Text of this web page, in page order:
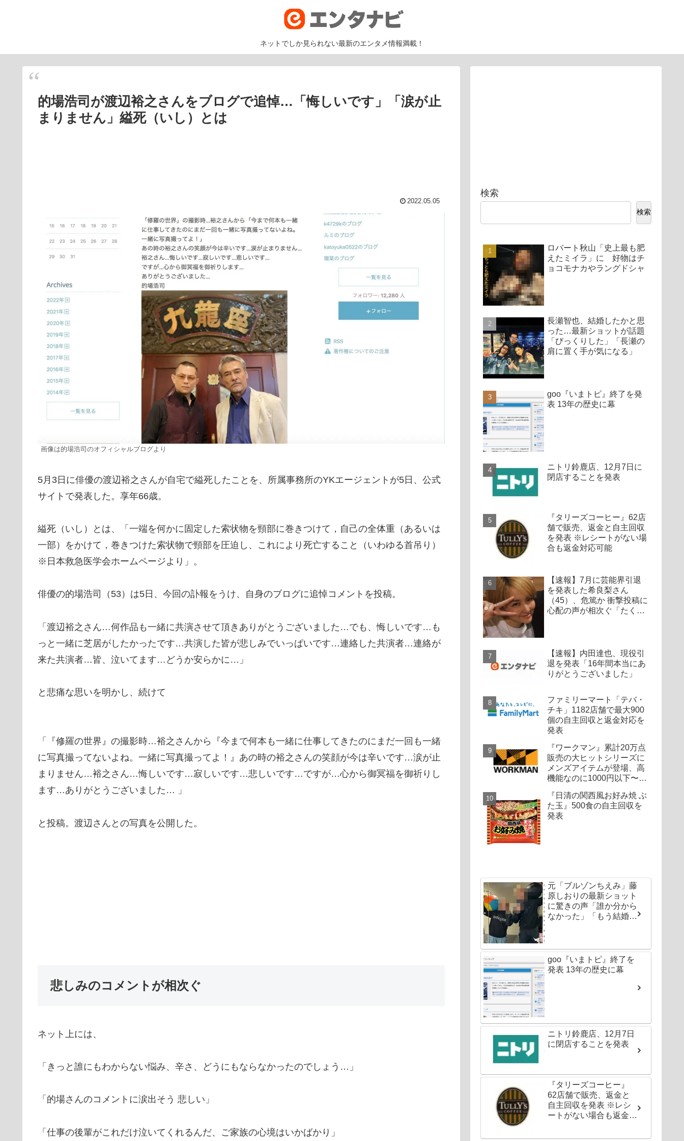
ネットでしか見られない最新のエンタメ情報満載！
的場浩司が渡辺裕之さんをブログで追悼…「悔しいです」「涙が止
まりません」縊死（いし）とは
2022.05.05
画像は的場浩司のオフィシャルブログより
5月3日に俳優の渡辺裕之さんが自宅で縊死したことを、所属事務所のYKエージェントが5日、公式
サイトで発表した。享年66歳。
縊死（いし）とは、「一端を何かに固定した索状物を頸部に巻きつけて，自己の全体重（あるいは
一部）をかけて，巻きつけた索状物で頸部を圧迫し、これにより死亡すること（いわゆる首吊り）
※日本救急医学会ホームページより」。
俳優の的場浩司（53）は5日、今回の訃報をうけ、自身のブログに追悼コメントを投稿。
「渡辺裕之さん…何作品も一緒に共演させて頂きありがとうございました…でも、悔しいです…も
っと一緒に芝居がしたかったです…共演した皆が悲しみでいっぱいです…連絡した共演者…連絡が
来た共演者…皆、泣いてます…どうか安らかに…」
と悲痛な思いを明かし、続けて
「『修羅の世界』の撮影時…裕之さんから『今まで何本も一緒に仕事してきたのにまだ一回も一緒
に写真撮ってないよね。一緒に写真撮ってよ！』あの時の裕之さんの笑顔が今は辛いです…涙が止
まりません…裕之さん…悔しいです…寂しいです…悲しいです…ですが…心から御冥福を御祈りし
ます…ありがとうございました… 」
と投稿。渡辺さんとの写真を公開した。
悲しみのコメントが相次ぐ
ネット上には、
「きっと誰にもわからない悩み、辛さ、どうにもならなかったのでしょう…」
「的場さんのコメントに涙出そう 悲しい」
「仕事の後輩がこれだけ泣いてくれるんだ、ご家族の心境はいかばかり」
検索
検索
ロバート秋山「史上最も肥
えたミイラ」に 好物はチ
ョコモナカやラングドシャ
長瀬智也、結婚したかと思
った…最新ショットが話題
「びっくりした」「長瀬の
肩に置く手が気になる」
goo『いまトピ』終了を発
表 13年の歴史に幕
ニトリ鈴鹿店、12月7日に
閉店することを発表
『タリーズコーヒー』62店
舗で販売、返金と自主回収
を発表 ※レシートがない場
合も返金対応可能
【速報】7月に芸能界引退
を発表した希良梨さん
（45）、危篤か 衝撃投稿に
心配の声が相次ぐ「たくさ
【速報】内田達也、現役引
退を発表「16年間本当にあ
りがとうございました」
ファミリーマート「テバ・
チキ」1182店舗で最大900
個の自主回収と返金対応を
発表
『ワークマン』累計20万点
販売の大ヒットシリーズに
メンズアイテムが登場、高
機能なのに1000円以下〜の
『日清の関西風お好み焼 ぶ
た玉』500食の自主回収を
発表
元「ブルゾンちえみ」藤
原しおりの最新ショット
に驚きの声「誰か分から
なかった」「もう結婚し
goo『いまトピ』終了を
発表 13年の歴史に幕
ニトリ鈴鹿店、12月7日
に閉店することを発表
『タリーズコーヒー』
62店舗で販売、返金と
自主回収を発表 ※レシ
ートがない場合も返金対